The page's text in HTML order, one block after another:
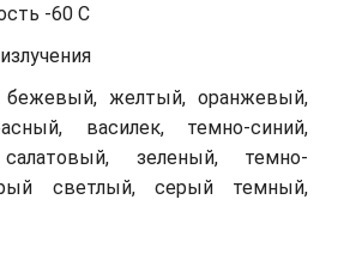
-60 С
желтый, оранжевый,
василек, темно-синий,
зеленый, темно-
светлый, серый темный,